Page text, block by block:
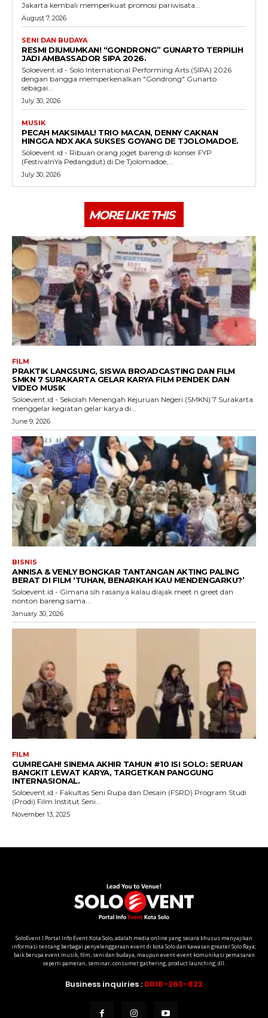
SoloEvent I Portal Info Event Kota Solo, adalah media online yang secara khusus menyajikan
informasi tentang berbagai penyelenggaraan event di kota Solo dan kawasan greater Solo Raya;
baik berupa event musik, film, seni dan budaya, maupun event-event komunikasi pemasaran
seperti pameran, seminar, consumer gathering, product launching, dll.
Business inquiries : 0818-263-823